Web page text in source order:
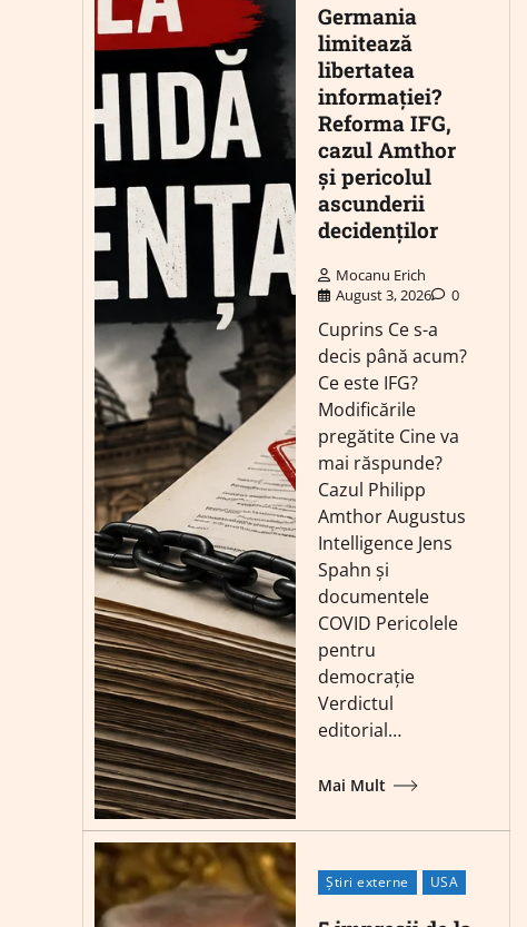
Germania
limitează
libertatea
informației?
Reforma IFG,
cazul Amthor
și pericolul
ascunderii
decidenților
Mocanu Erich
August 3, 2026
0
Cuprins Ce s-a
decis până acum?
Ce este IFG?
Modificările
pregătite Cine va
mai răspunde?
Cazul Philipp
Amthor Augustus
Intelligence Jens
Spahn și
documentele
COVID Pericolele
pentru
democrație
Verdictul
editorial…
Mai Mult
Știri externe USA